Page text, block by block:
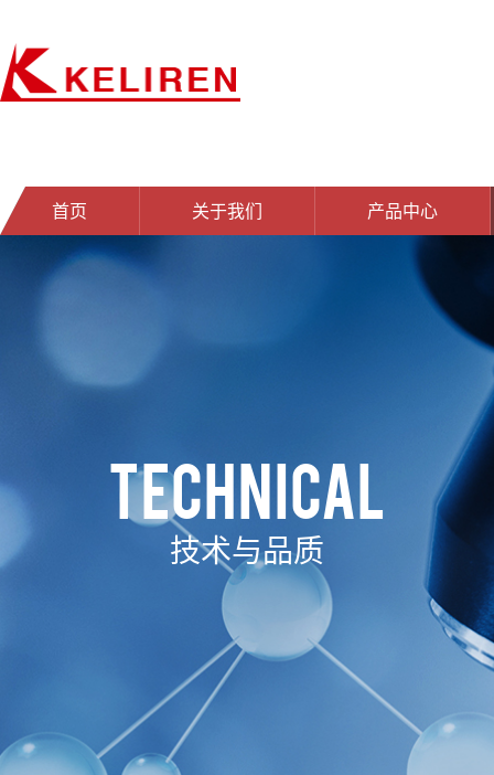
首页 关于我们 产品中心
TECHNICAL
技术与品质